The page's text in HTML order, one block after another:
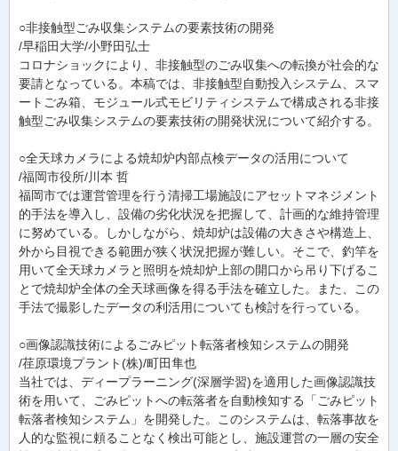
○非接触型ごみ収集システムの要素技術の開発
/早稲田大学/小野田弘士
コロナショックにより、非接触型のごみ収集への転換が社会的な
要請となっている。本稿では、非接触型自動投入システム、スマ
ートごみ箱、モジュール式モビリティシステムで構成される非接
触型ごみ収集システムの要素技術の開発状況について紹介する。
○全天球カメラによる焼却炉内部点検データの活用について
/福岡市役所/川本 哲
福岡市では運営管理を行う清掃工場施設にアセットマネジメント
的手法を導入し、設備の劣化状況を把握して、計画的な維持管理
に努めている。しかしながら、焼却炉は設備の大きさや構造上、
外から目視できる範囲が狭く状況把握が難しい。そこで、釣竿を
用いて全天球カメラと照明を焼却炉上部の開口から吊り下げるこ
とで焼却炉全体の全天球画像を得る手法を確立した。また、この
手法で撮影したデータの利活用についても検討を行っている。
○画像認識技術によるごみピット転落者検知システムの開発
/荏原環境プラント(株)/町田隼也
当社では、ディープラーニング(深層学習)を適用した画像認識技
術を用いて、ごみピットへの転落者を自動検知する「ごみピット
転落者検知システム」を開発した。このシステムは、転落事故を
人的な監視に頼ることなく検出可能とし、施設運営の一層の安全